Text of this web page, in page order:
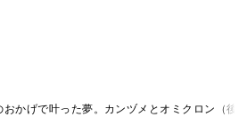
おかげで叶った夢。カンヅメとオミクロン（